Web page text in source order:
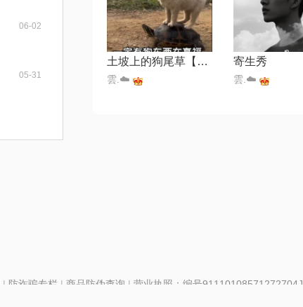
06-02
05-31
土坡上的狗尾草【Live】
雲.☁️
寄生秀
雲.☁️
| 防诈骗专栏 | 商品防伪查询 | 营业执照：编号91110108571272704J